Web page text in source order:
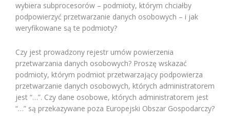
wybiera subprocesorów – podmioty, którym chciałby
podpowierzyć przetwarzanie danych osobowych – i jak
weryfikowane są te podmioty?
Czy jest prowadzony rejestr umów powierzenia
przetwarzania danych osobowych? Proszę wskazać
podmioty, którym podmiot przetwarzający podpowierza
przetwarzanie danych osobowych, których administratorem
jest “…”. Czy dane osobowe, których administratorem jest
“…” są przekazywane poza Europejski Obszar Gospodarczy?